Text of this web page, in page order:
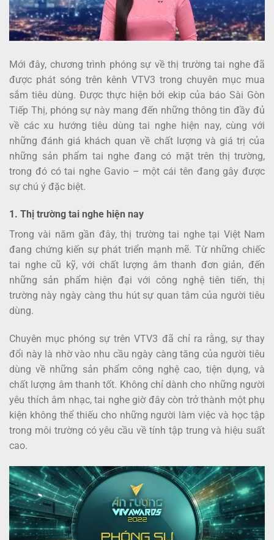
Mới đây, chương trình phóng sự về thị trường tai nghe đã
được phát sóng trên kênh VTV3 trong chuyên mục mua
sắm tiêu dùng. Được thực hiện bởi ekip của báo Sài Gòn
Tiếp Thị, phóng sự này mang đến những thông tin đầy đủ
về các xu hướng tiêu dùng tai nghe hiện nay, cùng với
những đánh giá khách quan về chất lượng và giá trị của
những sản phẩm tai nghe đang có mặt trên thị trường,
trong đó có tai nghe Gavio – một cái tên đang gây được
sự chú ý đặc biệt.
1. Thị trường tai nghe hiện nay
Trong vài năm gần đây, thị trường tai nghe tại Việt Nam
đang chứng kiến sự phát triển mạnh mẽ. Từ những chiếc
tai nghe cũ kỹ, với chất lượng âm thanh đơn giản, đến
những sản phẩm hiện đại với công nghệ tiên tiến, thị
trường này ngày càng thu hút sự quan tâm của người tiêu
dùng.
Chuyên mục phóng sự trên VTV3 đã chỉ ra rằng, sự thay
đổi này là nhờ vào nhu cầu ngày càng tăng của người tiêu
dùng về những sản phẩm công nghệ cao, tiện dụng, và
chất lượng âm thanh tốt. Không chỉ dành cho những người
yêu thích âm nhạc, tai nghe giờ đây còn trở thành một phụ
kiện không thể thiếu cho những người làm việc và học tập
trong môi trường có yêu cầu về tính tập trung và hiệu suất
cao.